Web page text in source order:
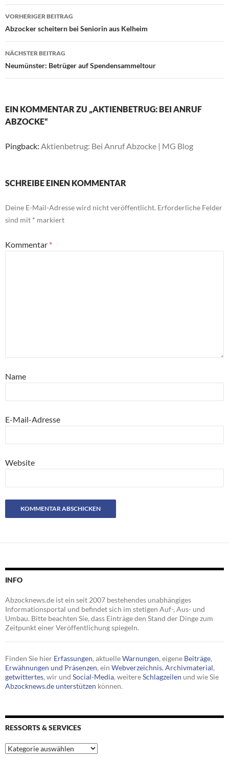
Beitragsnavigation
VORHERIGER BEITRAG
Abzocker scheitern bei Seniorin aus Kelheim
NÄCHSTER BEITRAG
Neumünster: Betrüger auf Spendensammeltour
EIN KOMMENTAR ZU „AKTIENBETRUG: BEI ANRUF
ABZOCKE“
Pingback: Aktienbetrug: Bei Anruf Abzocke | MG Blog
SCHREIBE EINEN KOMMENTAR
Deine E-Mail-Adresse wird nicht veröffentlicht. Erforderliche Felder
sind mit * markiert
Kommentar *
Name
E-Mail-Adresse
Website
INFO
Abzocknews.de ist ein seit 2007 bestehendes unabhängiges
Informationsportal und befindet sich im stetigen Auf-, Aus- und
Umbau. Bitte beachten Sie, dass Einträge den Stand der Dinge zum
Zeitpunkt einer Veröffentlichung spiegeln.
Finden Sie hier Erfassungen, aktuelleWarnungen, eigene Beiträge,
Erwähnungen und Präsenzen, ein Webverzeichnis, Archivmaterial,
getwittertes, wir und Social-Media, weitereSchlagzeilen und wie Sie
Abzocknews.de unterstützen können.
RESSORTS & SERVICES
Ressorts